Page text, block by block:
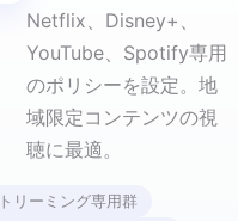
Netflix、Disney+、
YouTube、Spotify専用
のポリシーを設定。地
域限定コンテンツの視
聴に最適。
リーミング専用群